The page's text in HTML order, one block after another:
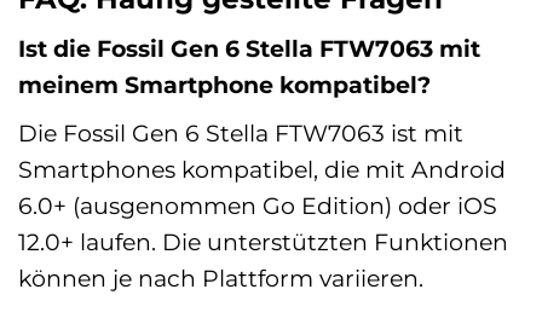
Ist die Fossil Gen 6 Stella FTW7063 mit
meinem Smartphone kompatibel?
Die Fossil Gen 6 Stella FTW7063 ist mit
Smartphones kompatibel, die mit Android
6.0+ (ausgenommen Go Edition) oder iOS
12.0+ laufen. Die unterstützten Funktionen
können je nach Plattform variieren.